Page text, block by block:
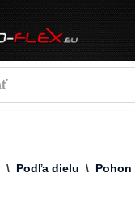
\ Podľa dielu \